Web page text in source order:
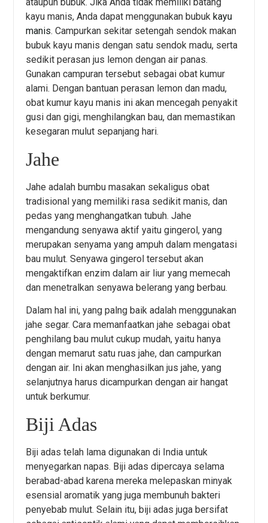
ataupun bubuk. Jika Anda tidak memiliki batang
kayu manis, Anda dapat menggunakan bubuk kayu
manis. Campurkan sekitar setengah sendok makan
bubuk kayu manis dengan satu sendok madu, serta
sedikit perasan jus lemon dengan air panas.
Gunakan campuran tersebut sebagai obat kumur
alami. Dengan bantuan perasan lemon dan madu,
obat kumur kayu manis ini akan mencegah penyakit
gusi dan gigi, menghilangkan bau, dan memastikan
kesegaran mulut sepanjang hari.
Jahe
Jahe adalah bumbu masakan sekaligus obat
tradisional yang memiliki rasa sedikit manis, dan
pedas yang menghangatkan tubuh. Jahe
mengandung senyawa aktif yaitu gingerol, yang
merupakan senyama yang ampuh dalam mengatasi
bau mulut. Senyawa gingerol tersebut akan
mengaktifkan enzim dalam air liur yang memecah
dan menetralkan senyawa belerang yang berbau.
Dalam hal ini, yang palng baik adalah menggunakan
jahe segar. Cara memanfaatkan jahe sebagai obat
penghilang bau mulut cukup mudah, yaitu hanya
dengan memarut satu ruas jahe, dan campurkan
dengan air. Ini akan menghasilkan jus jahe, yang
selanjutnya harus dicampurkan dengan air hangat
untuk berkumur.
Biji Adas
Biji adas telah lama digunakan di India untuk
menyegarkan napas. Biji adas dipercaya selama
berabad-abad karena mereka melepaskan minyak
esensial aromatik yang juga membunuh bakteri
penyebab mulut. Selain itu, biji adas juga bersifat